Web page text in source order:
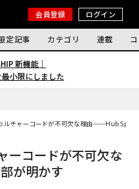
会員登録 ログイン
定記事 カテゴリ 連載
新機能｜
小限にしました
ルチャーコードが不可欠な理由──HubSpot
ーコードが不可欠な
が明かす